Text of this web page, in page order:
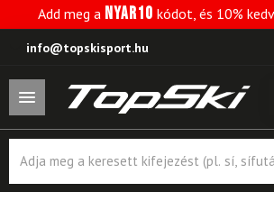
Add meg a NYAR10 kódot, és 10%
info@topskisport.hu
search